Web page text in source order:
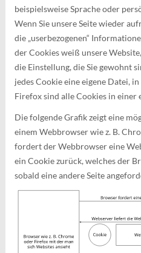
beispielsweise Sprache oder
Wenn Sie unsere Seite wieder
die „userbezogenen“
der Cookies weiß unsere
die Einstellung, die Sie gewohnt
jedes Cookie eine eigene Datei,
Firefox sind alle Cookies in einer
Die folgende Grafik zeigt eine
einem Webbrowser wie z. B.
fordert der Webbrowser eine
ein Cookie zurück, welches der
sobald eine andere Seite